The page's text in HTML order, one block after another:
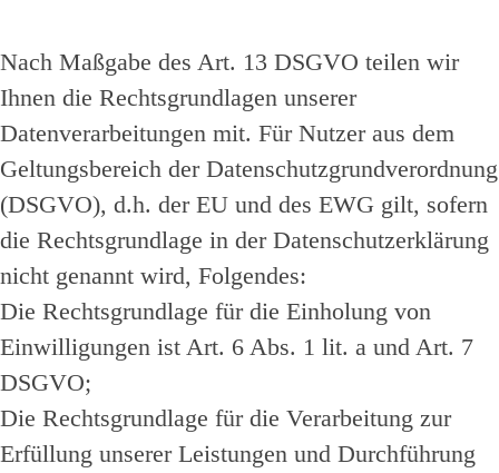
Nach Maßgabe des Art. 13 DSGVO teilen wir
Ihnen die Rechtsgrundlagen unserer
Datenverarbeitungen mit. Für Nutzer aus dem
Geltungsbereich der Datenschutzgrundverordnung
(DSGVO), d.h. der EU und des EWG gilt, sofern
die Rechtsgrundlage in der Datenschutzerklärung
nicht genannt wird, Folgendes:
Die Rechtsgrundlage für die Einholung von
Einwilligungen ist Art. 6 Abs. 1 lit. a und Art. 7
DSGVO;
Die Rechtsgrundlage für die Verarbeitung zur
Erfüllung unserer Leistungen und Durchführung